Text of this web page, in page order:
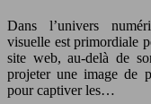
Dans l’univers
visuelle est primordiale
site web, au-delà de
projeter une image de
pour captiver les…